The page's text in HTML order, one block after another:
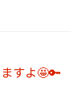
すよ🤩🔑